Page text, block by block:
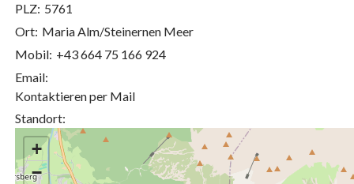
PLZ: 5761
Ort: Maria Alm/Steinernen Meer
Mobil: +43 664 75 166 924
Email:
Kontaktieren per Mail
Standort:
+
−